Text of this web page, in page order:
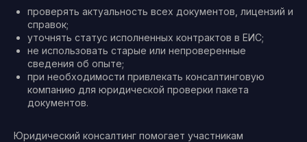
проверять актуальность всех документов, лицензий и
справок;
уточнять статус исполненных контрактов в ЕИС;
не использовать старые или непроверенные
сведения об опыте;
при необходимости привлекать консалтинговую
компанию для юридической проверки пакета
документов.
Юридический консалтинг помогает участникам